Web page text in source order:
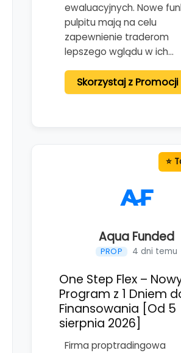
ewaluacyjnych. Nowe
pulpitu mają na celu
zapewnienie traderom
lepszego wglądu w ich…
Skorzystaj z Promocji
Aqua Funded
PROP 4 dni temu
One Step Flex –
Program z 1 Dniem
Finansowania [Od 5
sierpnia 2026]
Firma proptradingowa